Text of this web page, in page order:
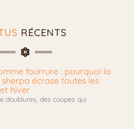
RÉCENTS
fourrure : pourquoi la
écrase toutes les
hiver
doublures, des coupes qui